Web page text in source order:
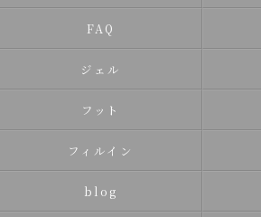
FAQ
ジェル
フット
フィルイン
blog